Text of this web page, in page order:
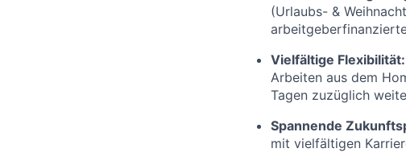
(Urlaubs- &
Vielfältige Flexibilität:
Arbeiten aus dem
Tagen zuzüglich
Spannende
mit vielfältigen